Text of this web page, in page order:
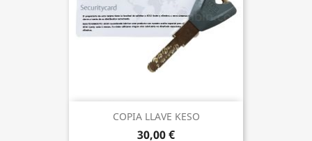
COPIA LLAVE KESO
30,00 €